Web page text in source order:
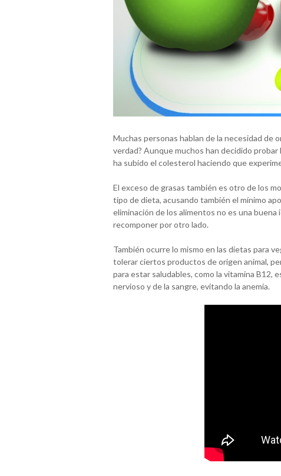
Muchas personas hablan de la necesidad de
verdad? Aunque muchos han decidido
ha subido el colesterol haciendo que
El exceso de grasas también es otro de los
tipo de dieta, acusando también el mínimo
eliminación de los alimentos no es una
recomponer por otro lado.
También ocurre lo mismo en las dietas para
tolerar ciertos productos de origen animal,
para estar saludables, como la vitamina B12,
nervioso y de la sangre, evitando la anemia.